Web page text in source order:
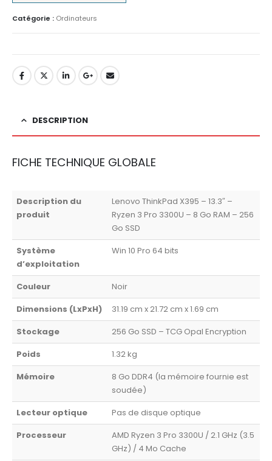
Catégorie : Ordinateurs
DESCRIPTION
FICHE TECHNIQUE GLOBALE
Description du
produit
Lenovo ThinkPad X395 – 13.3″ –
Ryzen 3 Pro 3300U – 8 Go RAM – 256
Go SSD
Système
d’exploitation
Win 10 Pro 64 bits
Couleur
Noir
Dimensions (LxPxH)
31.19 cm x 21.72 cm x 1.69 cm
Stockage
256 Go SSD – TCG Opal Encryption
Poids
1.32 kg
Mémoire
8 Go DDR4 (la mémoire fournie est
soudée)
Lecteur optique
Pas de disque optique
Processeur
AMD Ryzen 3 Pro 3300U / 2.1 GHz (3.5
GHz) / 4 Mo Cache